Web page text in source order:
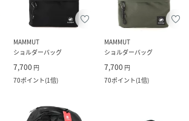
MAMMUT
ショルダーバッグ
7,700 円
70ポイント(1倍)
MAMMUT
ショルダーバッグ
7,700 円
70ポイント(1倍)